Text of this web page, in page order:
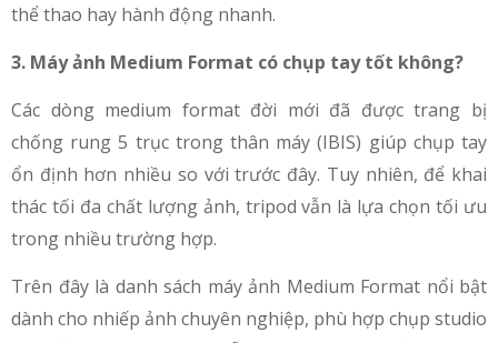
thể thao hay hành động nhanh.
3. Máy ảnh Medium Format có chụp tay tốt không?
Các dòng medium format đời mới đã được trang bị
chống rung 5 trục trong thân máy (IBIS) giúp chụp tay
ổn định hơn nhiều so với trước đây. Tuy nhiên, để khai
thác tối đa chất lượng ảnh, tripod vẫn là lựa chọn tối ưu
trong nhiều trường hợp.
Trên đây là danh sách máy ảnh Medium Format nổi bật
dành cho nhiếp ảnh chuyên nghiệp, phù hợp chụp studio